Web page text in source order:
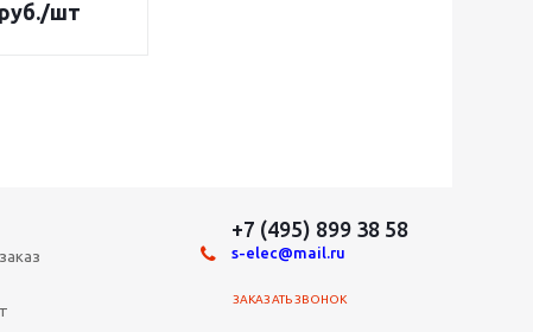
/шт
+7 (495) 899 38 58
s-elec@mail.ru
ЗАКАЗАТЬ ЗВОНОК